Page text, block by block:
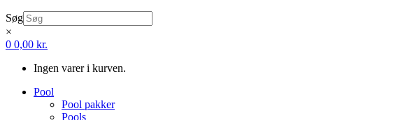
Søg
×
0 0,00 kr.
Ingen varer i kurven.
Pool
Pool pakker
Pools